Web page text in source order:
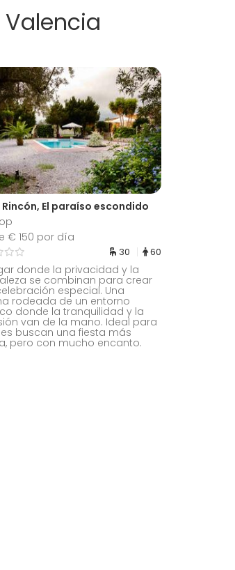
Rincón, El paraíso escondido
€ 150 por día
30 60
donde la privacidad y la
se combinan para crear
especial. Una
rodeada de un entorno
donde la tranquilidad y la
van de la mano. Ideal para
buscan una fiesta más
pero con mucho encanto.